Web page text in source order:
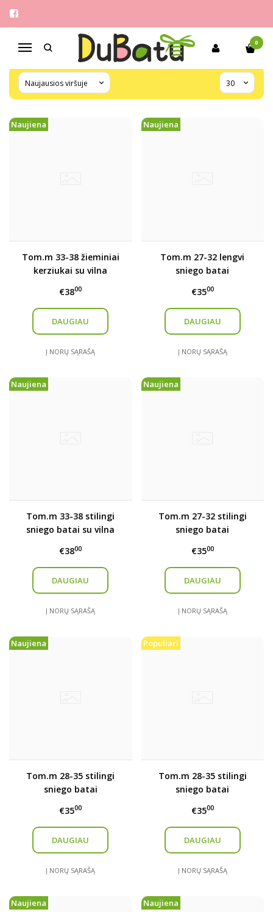
Navigacija
0
TOM.M
Pagrindinis Pirkite pagal gamintoją Tom.m
Naujiena
Tom.m 33-38 žieminiai
kerziukai su vilna
€3800
DAUGIAU
Į NORŲ SĄRAŠĄ
Naujiena
Tom.m 27-32 lengvi
sniego batai
€3500
DAUGIAU
Į NORŲ SĄRAŠĄ
Naujiena
Tom.m 33-38 stilingi
sniego batai su vilna
€3800
DAUGIAU
Į NORŲ SĄRAŠĄ
Naujiena
Tom.m 27-32 stilingi
sniego batai
€3500
DAUGIAU
Į NORŲ SĄRAŠĄ
Naujiena
Tom.m 28-35 stilingi
sniego batai
€3500
DAUGIAU
Į NORŲ SĄRAŠĄ
Populiari
Tom.m 28-35 stilingi
sniego batai
€3500
DAUGIAU
Į NORŲ SĄRAŠĄ
Naujiena Naujiena